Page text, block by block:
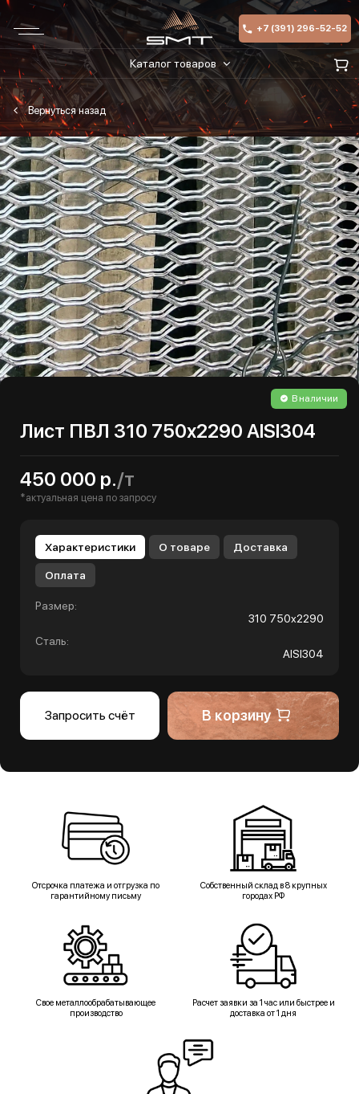
+7 (391) 296-52-52
Каталог товаров
В наличии
Лист ПВЛ 310 750х2290 AISI304
450 000 р./т
*актуальная цена по запросу
Характеристики О товаре Доставка
Оплата
Размер:
310 750х2290
Сталь:
AISI304
Запросить счёт В корзину
Отсрочка платежа и отгрузка по
гарантийному письму
Собственный склад в 8 крупных
городах РФ
Свое металлообрабатывающее
производство
Расчет заявки за 1 час или быстрее и
доставка от 1 дня